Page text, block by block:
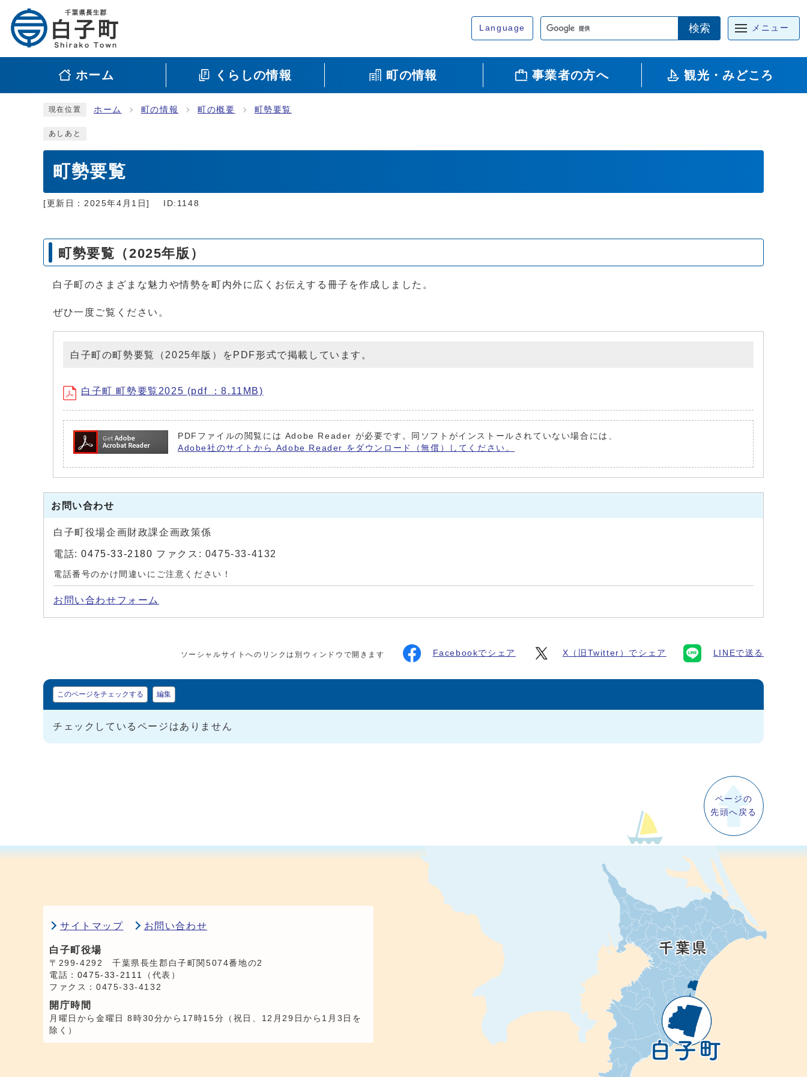
Language 検索 メニュー
ホーム くらしの情報 町の情報 事業者の方へ 観光・みどころ
現在位置 ホーム 町の情報 町の概要 町勢要覧
あしあと
町勢要覧
[更新日： 2025年4月1日] ID:1148
町勢要覧（2025年版）
白子町のさまざまな魅力や情勢を町内外に広くお伝えする冊子を作成しました。
ぜひ一度ご覧ください。
白子町の町勢要覧（2025年版）をPDF形式で掲載しています。
白子町 町勢要覧2025 (pdf ：8.11MB)
PDFファイルの閲覧には Adobe Reader が必要です。同ソフトがインストールされていない場合には、
Adobe社のサイトから Adobe Reader をダウンロード（無償）してください。
お問い合わせ
白子町役場企画財政課企画政策係
電話:0475-33-2180 ファクス: 0475-33-4132
電話番号のかけ間違いにご注意ください！
お問い合わせフォーム
ソーシャルサイトへのリンクは別ウィンドウで開きます Facebookでシェア X（旧Twitter）でシェア LINEで送る
マイページ
このページをチェックする 編集
チェックしているページはありません
ページの
先頭へ戻る
サイトマップ お問い合わせ
白子町役場
〒299-4292 千葉県長生郡白子町関5074番地の2
電話： 0475-33-2111
（代表）
ファクス：0475-33-4132
開庁時間
月曜日から金曜日 8時30分から17時15分（祝日、12月29日から1月3日を
除く）